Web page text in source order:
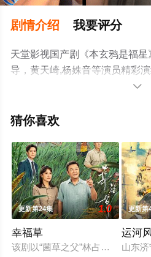
剧情介绍 我要评分
天堂影视国产剧《本玄鸦是福
导，黄天崎,杨姝音等演员精彩
机免费观看高清无删减完整版
情网等平台了解。

猜你喜欢
更新第24集 1.0
幸福草
该剧以“菌草之父”林占熺为原型
更新第
运河
山东